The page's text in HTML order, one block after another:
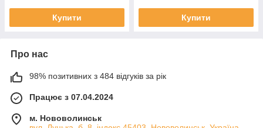
Купити Купити
Про нас
98% позитивних з 484 відгуків за рік
Працює з 07.04.2024
м. Нововолинськ